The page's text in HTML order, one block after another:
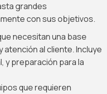
grandes
con sus objetivos.
necesitan una base
al cliente. Incluye
y preparación para la
que requieren